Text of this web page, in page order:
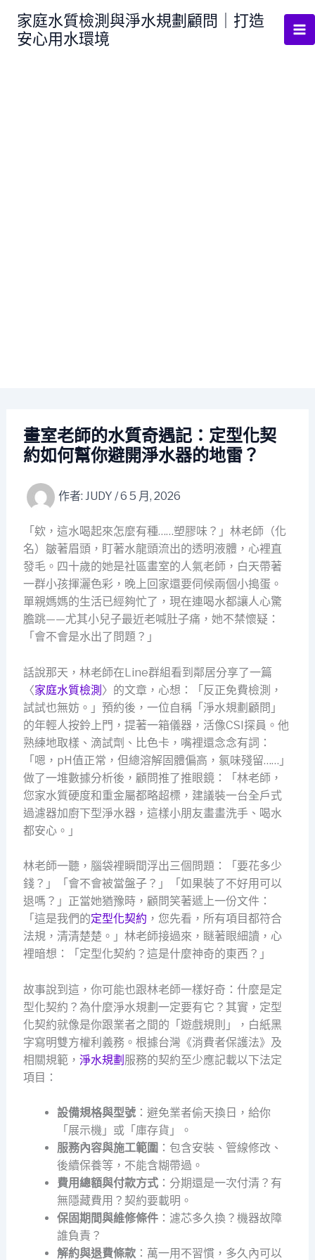
家庭水質檢測與淨水規劃顧問｜打造
安心用水環境
畫室老師的水質奇遇記：定型化契
約如何幫你避開淨水器的地雷？
作者: JUDY /6 5 月, 2026
「欸，這水喝起來怎麼有種……塑膠味？」林老師（化
名）皺著眉頭，盯著水龍頭流出的透明液體，心裡直
發毛。四十歲的她是社區畫室的人氣老師，白天帶著
一群小孩揮灑色彩，晚上回家還要伺候兩個小搗蛋。
單親媽媽的生活已經夠忙了，現在連喝水都讓人心驚
膽跳——尤其小兒子最近老喊肚子痛，她不禁懷疑：
「會不會是水出了問題？」
話說那天，林老師在Line群組看到鄰居分享了一篇
〈家庭水質檢測 〉的文章，心想：「反正免費檢測，
試試也無妨。」預約後，一位自稱「淨水規劃顧問」
的年輕人按鈴上門，提著一箱儀器，活像CSI探員。他
熟練地取樣、滴試劑、比色卡，嘴裡還念念有詞：
「嗯，pH值正常，但總溶解固體偏高，氯味殘留……」
做了一堆數據分析後，顧問推了推眼鏡：「林老師，
您家水質硬度和重金屬都略超標，建議裝一台全戶式
過濾器加廚下型淨水器，這樣小朋友畫畫洗手、喝水
都安心。」
林老師一聽，腦袋裡瞬間浮出三個問題：「要花多少
錢？」「會不會被當盤子？」「如果裝了不好用可以
退嗎？」正當她猶豫時，顧問笑著遞上一份文件：
「這是我們的定型化契約 ，您先看，所有項目都符合
法規，清清楚楚。」林老師接過來，瞇著眼細讀，心
裡暗想：「定型化契約？這是什麼神奇的東西？」
故事說到這，你可能也跟林老師一樣好奇：什麼是定
型化契約？為什麼淨水規劃一定要有它？其實，定型
化契約就像是你跟業者之間的「遊戲規則」，白紙黑
字寫明雙方權利義務。根據台灣《消費者保護法》及
相關規範， 淨水規劃 服務的契約至少應記載以下法定
項目：
設備規格與型號：避免業者偷天換日，給你
「展示機」或「庫存貨」。
服務內容與施工範圍 ：包含安裝、管線修改、
後續保養等，不能含糊帶過。
費用總額與付款方式：分期還是一次付清？有
無隱藏費用？契約要載明。
保固期間與維修條件：濾芯多久換？機器故障
誰負責？
解約與退費條款：萬一用不習慣，多久內可以